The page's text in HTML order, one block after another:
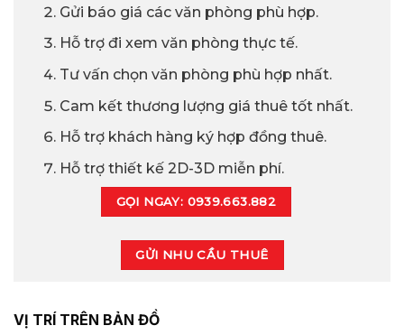
Gửi báo giá các văn phòng phù hợp.
Hỗ trợ đi xem văn phòng thực tế.
Tư vấn chọn văn phòng phù hợp nhất.
Cam kết thương lượng giá thuê tốt nhất.
Hỗ trợ khách hàng ký hợp đồng thuê.
Hỗ trợ thiết kế 2D-3D miễn phí.
GỌI NGAY: 0939.663.882
GỬI NHU CẦU THUÊ
VỊ TRÍ TRÊN BẢN ĐỒ